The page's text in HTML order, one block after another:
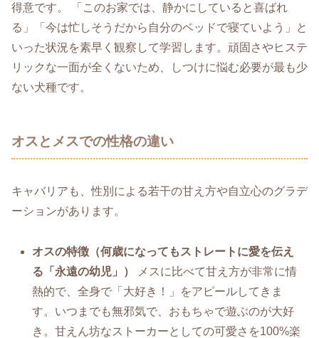
得意です。 「このお家では、静かにしていると喜ばれ
る」「今は忙しそうだから自分のベッドで寝ていよう」と
いった状況を素早く観察して学習します。頑固さやヒステ
リックな一面が全くないため、しつけに悩む必要が最も少
ない犬種です。
オスとメスでの性格の違い
キャバリアも、性別による若干の甘え方や自立心のグラデ
ーションがあります。
オスの特徴（何歳になってもストレートに愛を伝え
る「永遠の幼児」）
メスに比べて甘え方が非常に情
熱的で、全身で「大好き！」をアピールしてきま
す。いつまでも無邪気で、おもちゃで遊ぶのが大好
き。甘えん坊なストーカーとしての可愛さを100%楽